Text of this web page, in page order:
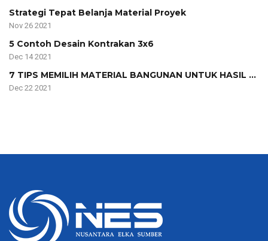
Strategi Tepat Belanja Material Proyek
Nov 26 2021
5 Contoh Desain Kontrakan 3x6
Dec 14 2021
7 TIPS MEMILIH MATERIAL BANGUNAN UNTUK HASIL ...
Dec 22 2021